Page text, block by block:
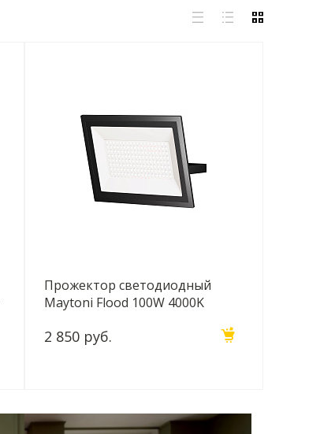
Прожектор светодиодный
Maytoni Flood 100W 4000K
2 850 руб.